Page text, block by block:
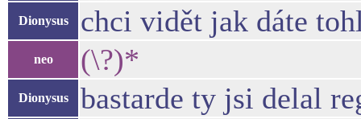
Dionysus chci vidět jak dáte
neo (\?)*
Dionysus bastarde ty jsi delal